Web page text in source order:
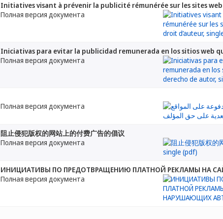
Initiatives visant à prévenir la publicité rémunérée sur les sites
Полная версия документа
Iniciativas para evitar la publicidad remunerada en los sitios web
Полная версия документа
Полная версия документа
阻止侵犯版权的网站上的付费广告的倡议
Полная версия документа
ИНИЦИАТИВЫ ПО ПРЕДОТВРАЩЕНИЮ ПЛАТНОЙ РЕКЛАМЫ НА
Полная версия документа